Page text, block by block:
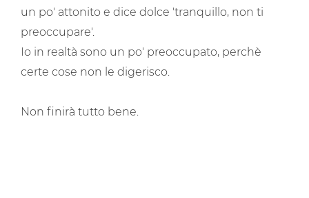
un po' attonito e dice dolce 'tranquillo, non ti
preoccupare'.
Io in realtà sono un po' preoccupato, perchè
certe cose non le digerisco.
Non finirà tutto bene.